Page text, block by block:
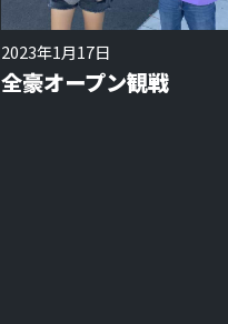
2023年1月17日
全豪オープン観戦